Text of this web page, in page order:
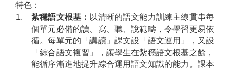
特色：
1.
紮穩語文根基： 以清晰的語文能力訓練主線貫串每
個單元必備的讀、寫、聽、說範疇，令學習更易依
循。每單元的「講讀」課文設「語文運用」，又設
「綜合語文複習」，讓學生在紮穩語文根基之餘，
能循序漸進地提升綜合運用語文知識的能力。課本